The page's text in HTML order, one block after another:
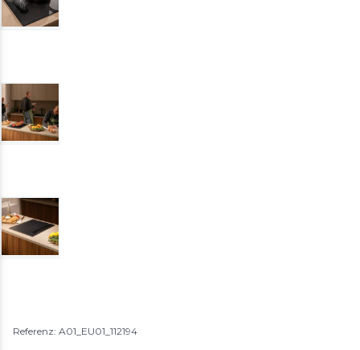
Referenz: A01_EU01_112194